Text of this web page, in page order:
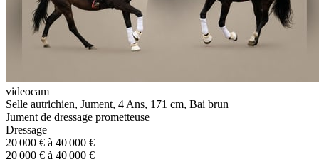
videocam
Selle autrichien, Jument, 4 Ans, 171 cm, Bai brun
Jument de dressage prometteuse
Dressage
20 000 € à 40 000 €
20 000 € à 40 000 €